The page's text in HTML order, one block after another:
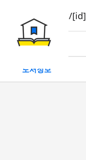
book/rent/[id]
대여
도서정보